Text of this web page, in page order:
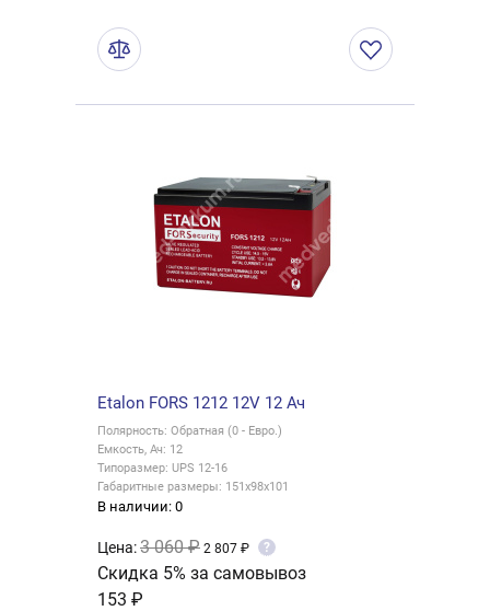
Etalon FORS 1212 12V 12 Ач
Полярность: Обратная (0 - Евро.)
Емкость, Ач: 12
Типоразмер: UPS 12-16
Габаритные размеры: 151x98x101
В наличии: 0
Цена:3 060 ₽ 2 807 ₽ ?
Скидка 5% за самовывоз
153 ₽